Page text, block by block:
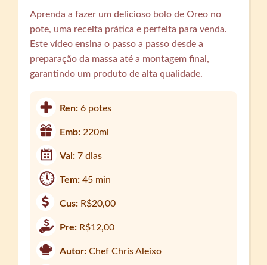
Aprenda a fazer um delicioso bolo de Oreo no
pote, uma receita prática e perfeita para venda.
Este vídeo ensina o passo a passo desde a
preparação da massa até a montagem final,
garantindo um produto de alta qualidade.
Ren:6 potes
Emb: 220ml
Val:7 dias
Tem:45 min
Cus: R$20,00
Pre: R$12,00
Autor: Chef Chris Aleixo